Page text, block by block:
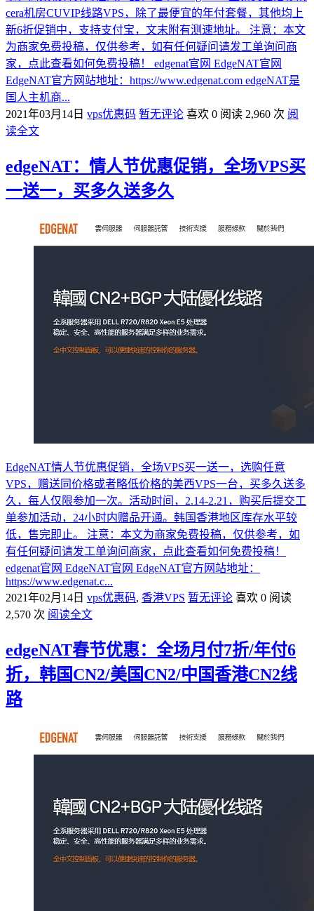
cera机房CUVIP线路VPS，除了最便宜的年付套餐，其他均上
新6折促销中，支持支付宝，文末附有测速地址。 注意：本文
为商家免费投稿，仅供参考，如有任何疑问请发工单询问商
家，点此查看如何免费投稿！ edgenat官网 EdgeNAT官网
EdgeNAT官方网站地址：https://www.edgenat.com edgeNAT是
国人主机商...
2021年03月14日 vps优惠码 暂无评论 喜欢 0 阅读 2,960 次 阅
读全文
edgeNAT：情人节优惠促销，全场VPS买
一送一，买多久送多久
EdgeNAT情人节优惠促销，全场VPS买一送一，选购任意
VPS，赠送同价格或者略低价格的美西VPS一台，买多久送多
久，每人仅限参加一次。活动时间，2.14-2.21，购买后提交工
单参加活动，24小时内赠品开通。韩国香港地区库存水平较
低，售完即止。 注意：本文为商家免费投稿，仅供参考，如
有任何疑问请发工单询问商家，点此查看如何免费投稿！
edgenat官网 EdgeNAT官网 EdgeNAT官方网站地址：
https://www.edgenat.c...
2021年02月14日 vps优惠码, 香港VPS 暂无评论 喜欢 0 阅读
2,570 次 阅读全文
edgeNAT春节优惠：全场月付7折/年付6
折，韩国CN2/美国CN2/中国香港CN2线
路